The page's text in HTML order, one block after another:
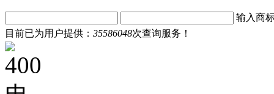
输入商
目前已为用户提供： 35586048次查询服务！